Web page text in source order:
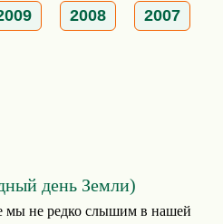
2008 2007
день Земли)
мы не редко слышим в нашей